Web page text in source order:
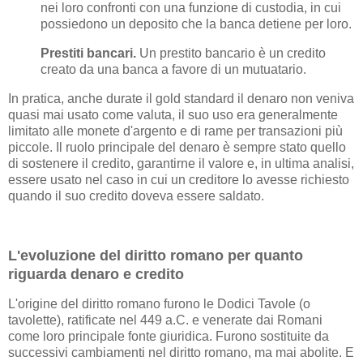
nei loro confronti con una funzione di custodia, in cui
possiedono un deposito che la banca detiene per loro.
Prestiti bancari. Un prestito bancario è un credito
creato da una banca a favore di un mutuatario.
In pratica, anche durate il gold standard il denaro non veniva
quasi mai usato come valuta, il suo uso era generalmente
limitato alle monete d'argento e di rame per transazioni più
piccole. Il ruolo principale del denaro è sempre stato quello
di sostenere il credito, garantirne il valore e, in ultima analisi,
essere usato nel caso in cui un creditore lo avesse richiesto
quando il suo credito doveva essere saldato.
L'evoluzione del diritto romano per quanto
riguarda denaro e credito
L'origine del diritto romano furono le Dodici Tavole (o
tavolette), ratificate nel 449 a.C. e venerate dai Romani
come loro principale fonte giuridica. Furono sostituite da
successivi cambiamenti nel diritto romano, ma mai abolite. E